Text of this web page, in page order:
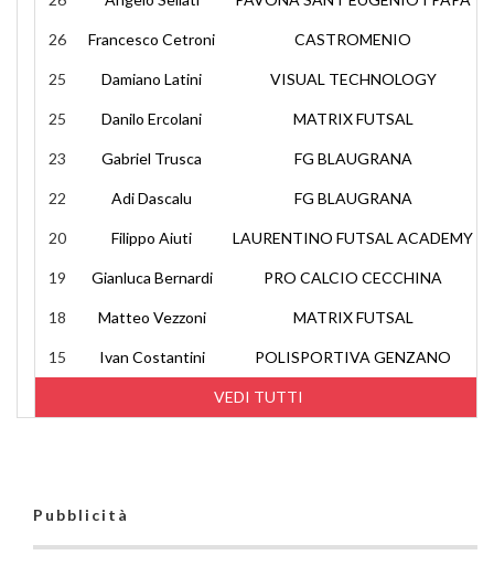
VEDI TUTTI
26 Francesco Cetroni CASTROMENIO
25 Damiano Latini VISUAL TECHNOLOGY
25 Danilo Ercolani MATRIX FUTSAL
23 Gabriel Trusca FG BLAUGRANA
22 Adi Dascalu FG BLAUGRANA
20 Filippo Aiuti LAURENTINO FUTSAL ACADEMY
19 Gianluca Bernardi PRO CALCIO CECCHINA
18 Matteo Vezzoni MATRIX FUTSAL
15 Ivan Costantini POLISPORTIVA GENZANO
Pubblicità